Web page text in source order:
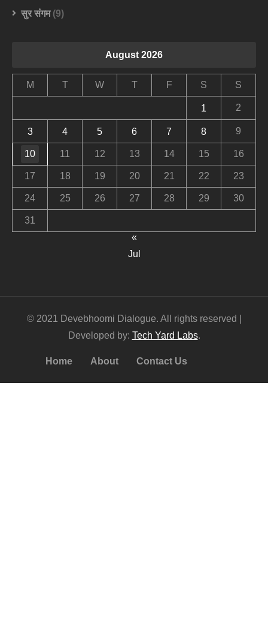
सुर संगम(9)
August 2026
M T W T F S S
1 2
3 4 5 6 7 8 9
10 11 12 13 14 15 16
17 18 19 20 21 22 23
24 25 26 27 28 29 30
31
«
Jul
© 2021 Devebhoomi Dialogue. All rights reserved |
Developed by: Tech Yard Labs.
Home About Contact Us